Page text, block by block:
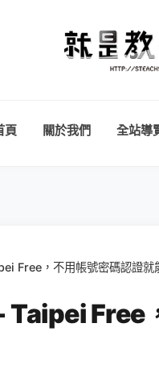
頁 關於我們 全站導
Free，不用帳號密碼認證就
Taipei Free